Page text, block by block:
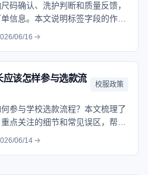
码确认、洗护判断和质量反馈，
信息。本文说明标签字段的作用
得更清楚。帮助家长按流程核对
06/16
该怎样参与选款流
校服政策
参与学校选款流程？本文梳理了
点关注的细节和常见误区，帮助
效判断和建议。
06/14